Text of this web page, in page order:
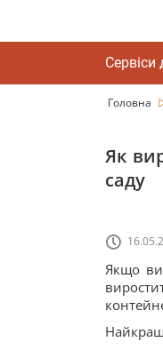
Сервіси
Головна
Як
саду
Якщо ви